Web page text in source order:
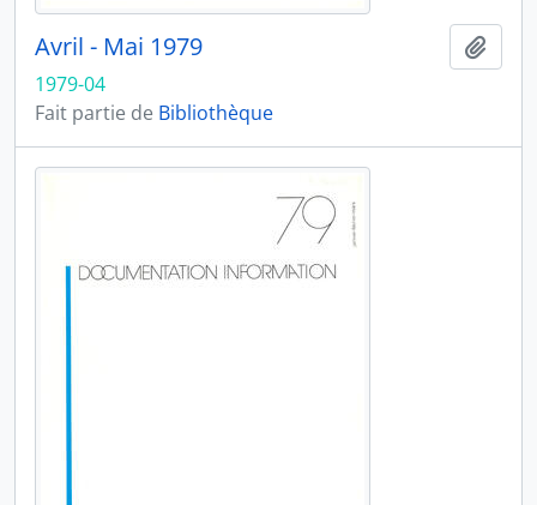
Avril - Mai 1979
1979-04
Fait partie de Bibliothèque